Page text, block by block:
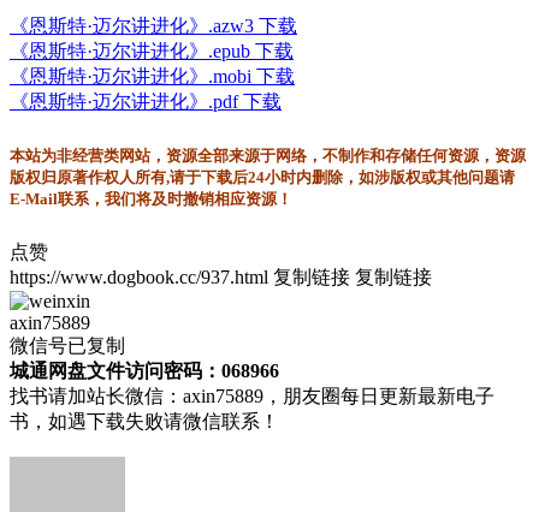
《恩斯特·迈尔讲进化》.azw3 下载
《恩斯特·迈尔讲进化》.epub 下载
《恩斯特·迈尔讲进化》.mobi 下载
《恩斯特·迈尔讲进化》.pdf 下载
本站为非经营类网站，资源全部来源于网络，不制作和存储任何资源，资源
版权归原著作权人所有,请于下载后24小时内删除，如涉版权或其他问题请
E-Mail联系，我们将及时撤销相应资源！
点赞
https://www.dogbook.cc/937.html 复制链接 复制链接
axin75889
微信号已复制
城通网盘文件访问密码：068966
找书请加站长微信：axin75889，朋友圈每日更新最新电子
书，如遇下载失败请微信联系！